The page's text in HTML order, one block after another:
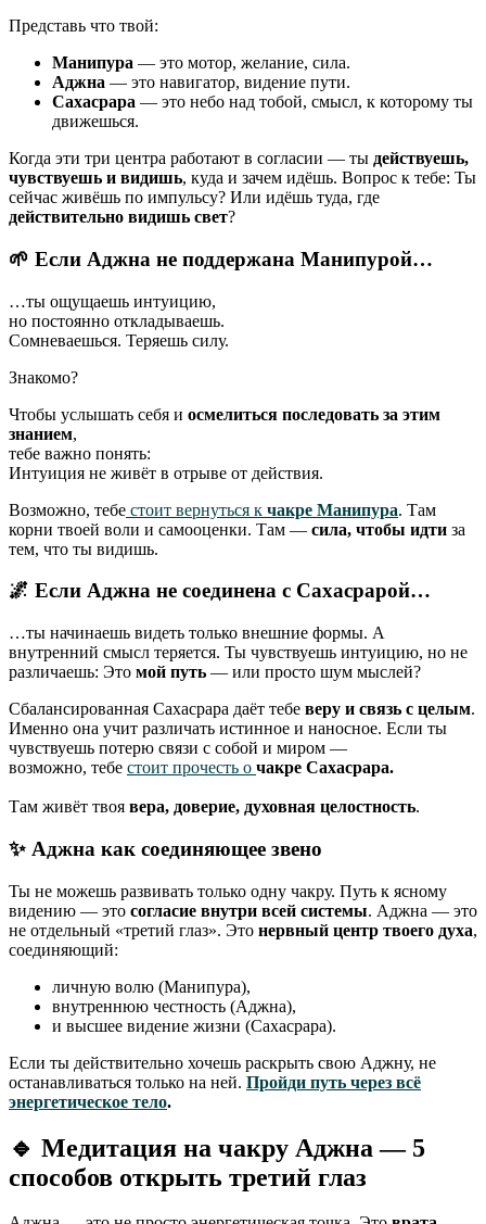
Представь что твой:
Манипура — это мотор, желание, сила.
Аджна — это навигатор, видение пути.
Сахасрара — это небо над тобой, смысл, к которому ты
движешься.
Когда эти три центра работают в согласии — ты действуешь,
чувствуешь и видишь, куда и зачем идёшь. Вопрос к тебе: Ты
сейчас живёшь по импульсу? Или идёшь туда, где
действительно видишь свет?
🌱 Если Аджна не поддержана Манипурой…
…ты ощущаешь интуицию,
но постоянно откладываешь.
Сомневаешься. Теряешь силу.
Знакомо?
Чтобы услышать себя и осмелиться последовать за этим
знанием,
тебе важно понять:
Интуиция не живёт в отрыве от действия.
Возможно, тебе стоит вернуться к чакре Манипура. Там
корни твоей воли и самооценки. Там — сила, чтобы идти за
тем, что ты видишь.
🌌 Если Аджна не соединена с Сахасрарой…
…ты начинаешь видеть только внешние формы. А
внутренний смысл теряется. Ты чувствуешь интуицию, но не
различаешь: Это мой путь — или просто шум мыслей?
Сбалансированная Сахасрара даёт тебе веру и связь с целым.
Именно она учит различать истинное и наносное. Если ты
чувствуешь потерю связи с собой и миром —
возможно, тебе стоит прочесть о чакре Сахасрара.
Там живёт твоя вера, доверие, духовная целостность.
✨ Аджна как соединяющее звено
Ты не можешь развивать только одну чакру. Путь к ясному
видению — это согласие внутри всей системы. Аджна — это
не отдельный «третий глаз». Это нервный центр твоего духа,
соединяющий:
личную волю (Манипура),
внутреннюю честность (Аджна),
и высшее видение жизни (Сахасрара).
Если ты действительно хочешь раскрыть свою Аджну, не
останавливаться только на ней. Пройди путь через всё
энергетическое тело.
🔹 Медитация на чакру Аджна — 5
способов открыть третий глаз